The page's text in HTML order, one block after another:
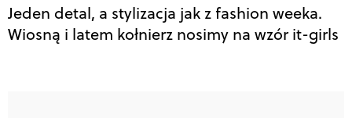
Jeden detal, a stylizacja jak z fashion weeka.
Wiosną i latem kołnierz nosimy na wzór it-girls